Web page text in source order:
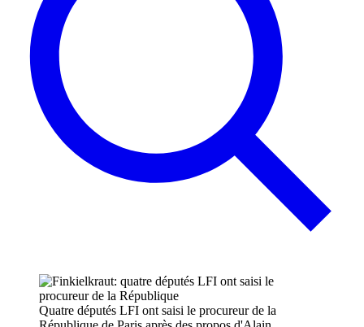
Quatre députés LFI ont saisi le procureur de la